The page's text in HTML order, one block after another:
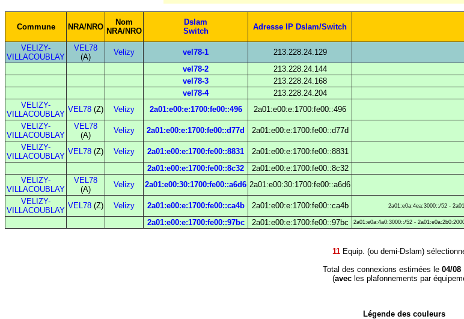
Commune NRA/NRO
Nom
NRA/NRO
Dslam
Switch
Adresse IP Dslam/Switch
VELIZY-
VILLACOUBLAY
VEL78
(A)
Velizy vel78-1 213.228.24.129
vel78-2 213.228.24.144
vel78-3 213.228.24.168
vel78-4 213.228.24.204
VELIZY-
VILLACOUBLAY
VEL78 (Z) Velizy 2a01:e00:e:1700:fe00::496 2a01:e00:e:1700:fe00::496
VELIZY-
VILLACOUBLAY
VEL78
(A)
Velizy 2a01:e00:e:1700:fe00::d77d 2a01:e00:e:1700:fe00::d77d
VELIZY-
VILLACOUBLAY
VEL78 (Z) Velizy 2a01:e00:e:1700:fe00::8831 2a01:e00:e:1700:fe00::8831
2a01:e00:e:1700:fe00::8c32 2a01:e00:e:1700:fe00::8c32
VELIZY-
VILLACOUBLAY
VEL78
(A)
Velizy 2a01:e00:30:1700:fe00::a6d6 2a01:e00:30:1700:fe00::a6d6
VELIZY-
VILLACOUBLAY
VEL78 (Z) Velizy 2a01:e00:e:1700:fe00::ca4b 2a01:e00:e:1700:fe00::ca4b 2a01:e0a:4ea:3000::/52 -
2a01:e00:e:1700:fe00::97bc 2a01:e00:e:1700:fe00::97bc 2a01:e0a:4a0:3000::/52 -
11 Equip. (ou demi-Dslam)
Total des connexions estimées le 04/08
(avecles plafonnements par
Légende des couleurs